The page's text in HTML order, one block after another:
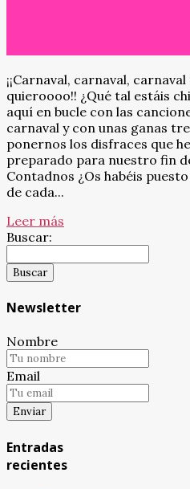
¡¡Carnaval, carnaval,
quieroooo!! ¿Qué tal estáis
aquí en bucle con las
carnaval y con unas ganas
ponernos los disfraces que
preparado para nuestro fin
Contadnos ¿Os habéis
de cada...
Leer más
Buscar:
Newsletter
Nombre
Email
Entradas
recientes